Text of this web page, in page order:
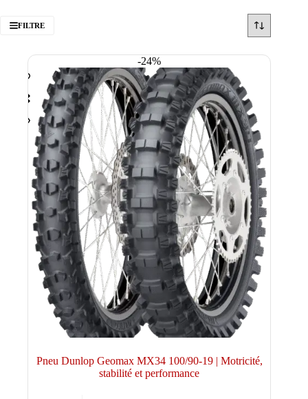
FILTRE
-24%
Pneu Dunlop Geomax MX34 100/90-19 | Motricité,
stabilité et performance